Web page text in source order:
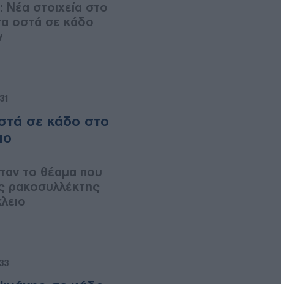
Νέα στοιχεία στο
οστά σε κάδο
σε κάδο στο
το θέαμα που
ρακοσυλλέκτης